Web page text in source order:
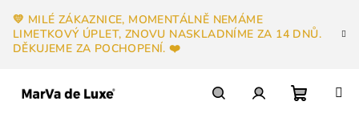
obsah
💛 MILÉ ZÁKAZNICE, MOMENTÁLNĚ NEMÁME
LIMETKOVÝ ÚPLET, ZNOVU NASKLADNÍME ZA 14 DNŮ.
DĚKUJEME ZA POCHOPENÍ. ❤️